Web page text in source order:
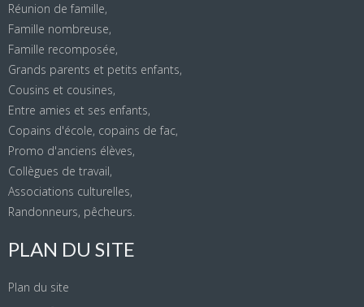
Réunion de famille,
Famille nombreuse,
Famille recomposée,
Grands parents et petits enfants,
Cousins et cousines,
Entre amies et ses enfants,
Copains d'école, copains de fac,
Promo d'anciens élèves,
Collègues de travail,
Associations culturelles,
Randonneurs, pêcheurs.
PLAN DU SITE
Plan du site